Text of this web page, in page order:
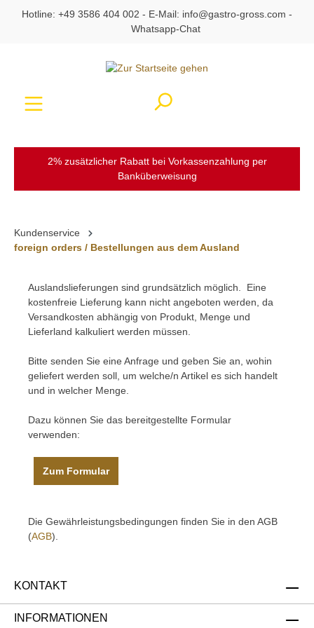
springen
Hotline: +49 3586 404 002 - E-Mail: info@gastro-gross.com -
Whatsapp-Chat
2% zusätzlicher Rabatt bei Vorkassenzahlung per
Banküberweisung
Kundenservice
foreign orders / Bestellungen aus dem Ausland
Auslandslieferungen sind grundsätzlich möglich. Eine
kostenfreie Lieferung kann nicht angeboten werden, da
Versandkosten abhängig von Produkt, Menge und
Lieferland kalkuliert werden müssen.
Bitte senden Sie eine Anfrage und geben Sie an, wohin
geliefert werden soll, um welche/n Artikel es sich handelt
und in welcher Menge.
Dazu können Sie das bereitgestellte Formular
verwenden:
Zum Formular
Die Gewährleistungsbedingungen finden Sie in den AGB
(AGB).
KONTAKT
INFORMATIONEN